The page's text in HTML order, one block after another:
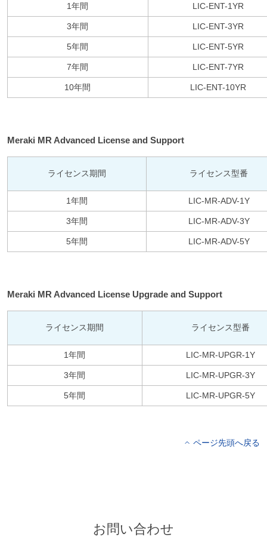
1年間 LIC-ENT-1YR
3年間 LIC-ENT-3YR
5年間 LIC-ENT-5YR
7年間 LIC-ENT-7YR
10年間 LIC-ENT-10YR
Meraki MR Advanced License and Support
ライセンス期間 ライセンス型番
1年間 LIC-MR-ADV-1Y
3年間 LIC-MR-ADV-3Y
5年間 LIC-MR-ADV-5Y
Meraki MR Advanced License Upgrade and Support
ライセンス期間 ライセンス型番
1年間 LIC-MR-UPGR-1Y
3年間 LIC-MR-UPGR-3Y
5年間 LIC-MR-UPGR-5Y
ページ先頭へ戻る
お問い合わせ